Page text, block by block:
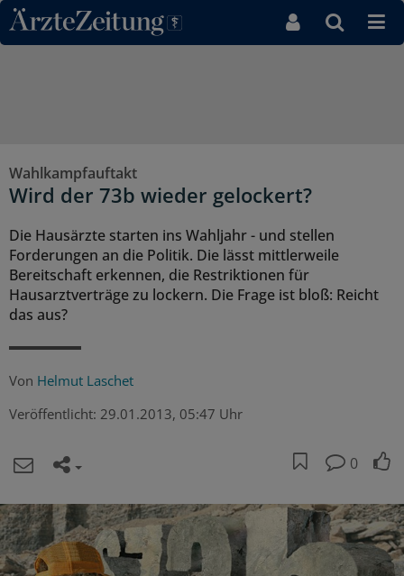
Direkt zum Inhaltsbereich
Wahlkampfauftakt
Wird der 73b wieder gelockert?
Die Hausärzte starten ins Wahljahr - und stellen
Forderungen an die Politik. Die lässt mittlerweile
Bereitschaft erkennen, die Restriktionen für
Hausarztverträge zu lockern. Die Frage ist bloß: Reicht
das aus?
Von Helmut Laschet
Veröffentlicht: 29.01.2013, 05:47 Uhr
0